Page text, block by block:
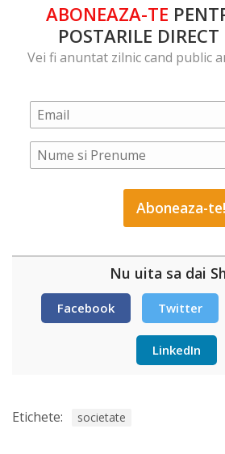
ABONEAZA-TE
POSTARILE
Vei fi anuntat zilnic cand public
Nu uita sa dai
Facebook Twitter
LinkedIn
Etichete: societate